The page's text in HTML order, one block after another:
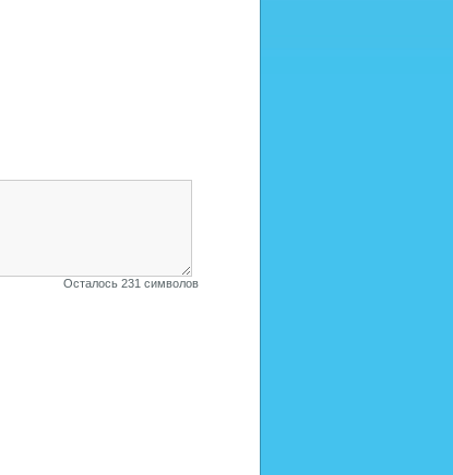
Осталось 231 символов